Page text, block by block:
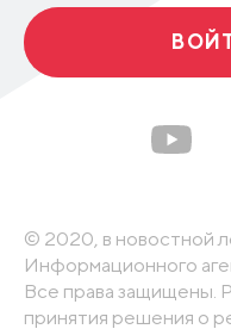
© 2020, в новостной
Информационного
Все права защищены.
принятия решения о